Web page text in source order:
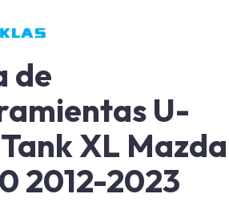
de
U-
XL Mazda
2012-2023